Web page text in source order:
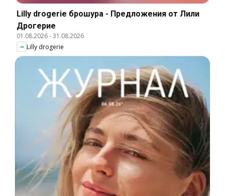
Lilly drogerie брошура - Предложения от Лили
Дрогерие
01.08.2026-31.08.2026
Lilly drogerie